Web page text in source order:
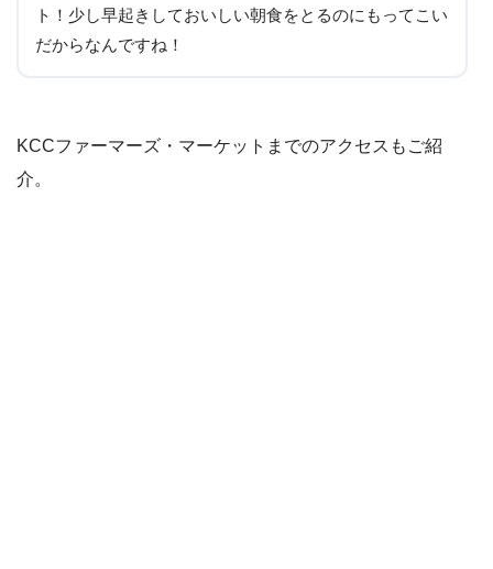
ト！少し早起きしておいしい朝食をとるのにもってこい
だからなんですね！
KCCファーマーズ・マーケットまでのアクセスもご紹
介。